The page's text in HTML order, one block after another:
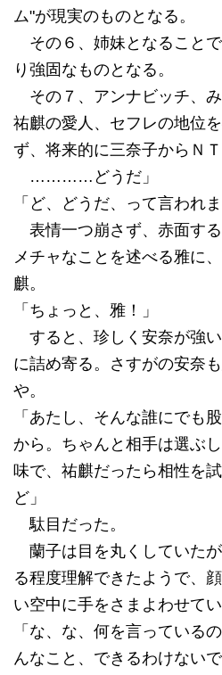
ム"が現実のものとなる。
その６、姉妹となること
り強固なものとなる。
その７、アンナビッチ、
祐麒の愛人、セフレの地位
ず、将来的に三奈子からＮ
…………どうだ」
「ど、どうだ、って言われま
表情一つ崩さず、赤面す
メチャなことを述べる雅に
麒。
「ちょっと、雅！」
すると、珍しく安奈が強
に詰め寄る。さすがの安奈
や。
「あたし、そんな誰にでも
から。ちゃんと相手は選ぶ
味で、祐麒だったら相性を
ど」
駄目だった。
蘭子は目を丸くしていた
る程度理解できたようで、
い空中に手をさまよわせてい
「な、な、何を言ってい
んなこと、できるわけないで